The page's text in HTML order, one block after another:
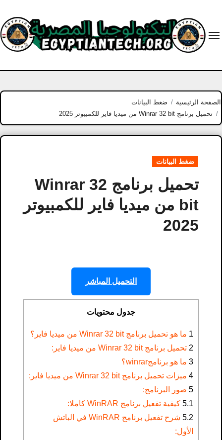
content
الصفحة الرئيسية
ضغط البيانات
تحميل برنامج Winrar 32 bit من ميديا فاير للكمبيوتر 2025
ضغط البيانات
تحميل برنامج Winrar 32
bit من ميديا فاير للكمبيوتر
2025
التحميل المباشر
جدول محتويات
1 ما هو تحميل برنامج Winrar 32 bit من ميديا فاير؟
2 تحميل برنامج Winrar 32 bit من ميديا فاير:
3 ما هو برنامجwinrar؟
4 ميزات تحميل برنامج Winrar 32 bit من ميديا فاير:
5 صور البرنامج:
5.1 كيفية تفعيل برنامج WinRAR كاملا:
5.2
شرح تفعيل برنامج WinRAR في الباتش
الأول: